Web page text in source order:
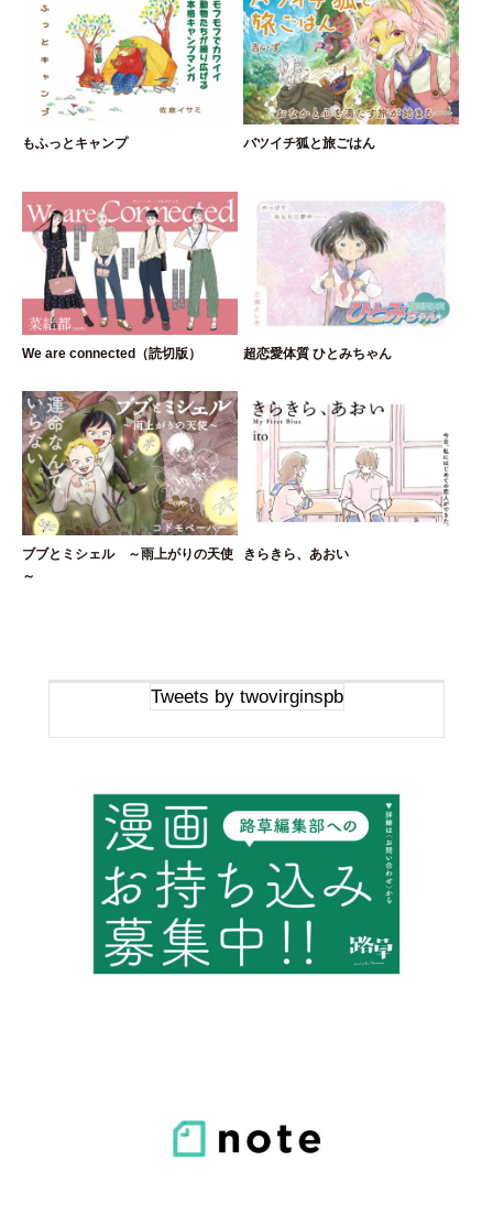
もふっとキャンプ バツイチ狐と旅ごはん
We are connected（読切版） 超恋愛体質 ひとみちゃん
ブブとミシェル ～雨上がりの天使
～
きらきら、あおい
Tweets by twovirginspb